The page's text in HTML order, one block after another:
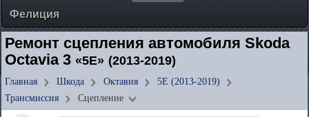
Фелиция
Ремонт сцепления автомобиля Skoda
Octavia 3 «5E» (2013-2019)
Главная Шкода Октавия
5E (2013-2019)
Трансмиссия
Сцепление